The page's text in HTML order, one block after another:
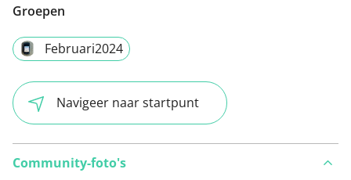
Groepen
Februari2024
Navigeer naar startpunt
Community-foto's